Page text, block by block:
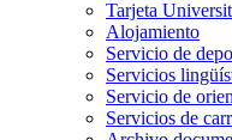
Tarjeta
Alojamiento
Servicio de
Servicios
Servicio de
Servicios de